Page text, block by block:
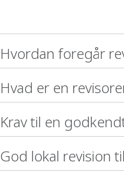
Hvordan foregår
Hvad er en
Krav til en
God lokal revision